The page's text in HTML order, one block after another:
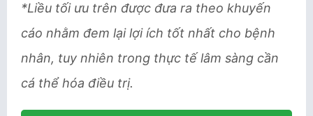
*Liều tối ưu trên được đưa ra theo khuyến
cáo nhằm đem lại lợi ích tốt nhất cho bệnh
nhân, tuy nhiên trong thực tế lâm sàng cần
cá thể hóa điều trị.